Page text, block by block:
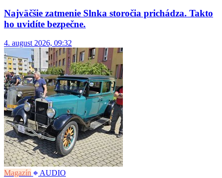
Najväčšie zatmenie Slnka storočia prichádza. Takto
ho uvidíte bezpečne.
4. august 2026, 09:32
Magazín AUDIO